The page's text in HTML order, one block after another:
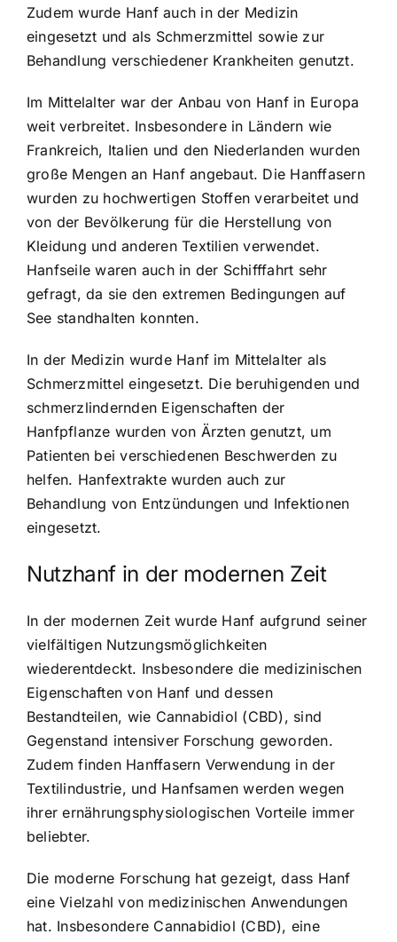
Zudem wurde Hanf auch in der Medizin
eingesetzt und als Schmerzmittel sowie zur
Behandlung verschiedener Krankheiten genutzt.
Im Mittelalter war der Anbau von Hanf in Europa
weit verbreitet. Insbesondere in Ländern wie
Frankreich, Italien und den Niederlanden wurden
große Mengen an Hanf angebaut. Die Hanffasern
wurden zu hochwertigen Stoffen verarbeitet und
von der Bevölkerung für die Herstellung von
Kleidung und anderen Textilien verwendet.
Hanfseile waren auch in der Schifffahrt sehr
gefragt, da sie den extremen Bedingungen auf
See standhalten konnten.
In der Medizin wurde Hanf im Mittelalter als
Schmerzmittel eingesetzt. Die beruhigenden und
schmerzlindernden Eigenschaften der
Hanfpflanze wurden von Ärzten genutzt, um
Patienten bei verschiedenen Beschwerden zu
helfen. Hanfextrakte wurden auch zur
Behandlung von Entzündungen und Infektionen
eingesetzt.
Nutzhanf in der modernen Zeit
In der modernen Zeit wurde Hanf aufgrund seiner
vielfältigen Nutzungsmöglichkeiten
wiederentdeckt. Insbesondere die medizinischen
Eigenschaften von Hanf und dessen
Bestandteilen, wie Cannabidiol (CBD), sind
Gegenstand intensiver Forschung geworden.
Zudem finden Hanffasern Verwendung in der
Textilindustrie, und Hanfsamen werden wegen
ihrer ernährungsphysiologischen Vorteile immer
beliebter.
Die moderne Forschung hat gezeigt, dass Hanf
eine Vielzahl von medizinischen Anwendungen
hat. Insbesondere Cannabidiol (CBD), eine